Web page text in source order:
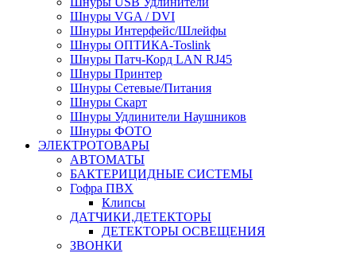
Шнуры VGA / DVI
Шнуры Интерфейс/Шлейфы
Шнуры ОПТИКА-Toslink
Шнуры Патч-Корд LAN RJ45
Шнуры Принтер
Шнуры Сетевые/Питания
Шнуры Скарт
Шнуры Удлинители Наушников
Шнуры ФОТО
ЭЛЕКТРОТОВАРЫ
АВТОМАТЫ
БАКТЕРИЦИДНЫЕ СИСТЕМЫ
Гофра ПВХ
Клипсы
ДАТЧИКИ,ДЕТЕКТОРЫ
ДЕТЕКТОРЫ ОСВЕЩЕНИЯ
ЗВОНКИ